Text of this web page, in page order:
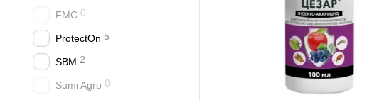
FMC 0
ProtectOn 5
SBM 2
Sumi Agro 0